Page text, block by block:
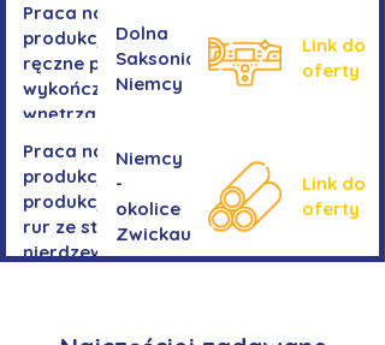
Praca na
produkcji -
ręczne prace
wykończeniowe
wnętrza aut
Dolna
Saksonia,
Niemcy
Link do
oferty
Praca na
produkcji-
produkcja
rur ze stali
nierdzewnej
Niemcy
-
okolice
Zwickau
Link do
oferty